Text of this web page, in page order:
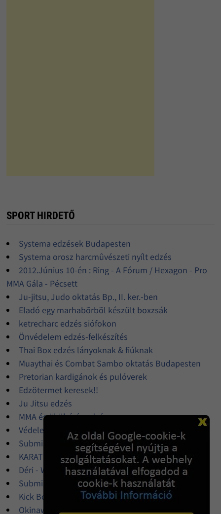
SPORT HIRDETŐ
Systema edzések Budapesten
Systema orosz harcmûvészeti nyílt edzés
2012.Június 10-én : Ring - A Fórum / Hexagon - Pro
MMA Gála - Pécsett
Ju-jitsu, Judo oktatás Bp., II. ker.-ben
Eladó egy marhabõrbõl készült boxzsák
ketrecharc edzés siófokon
Önvédelem edzés-felkészítés
Thai Box edzés lányoknak & fiúknak
Muaythai és Combat Sambo oktatás Budapesten
Pretorian kardigánok és pulóverek
Edzötermet keresek!!
Ju Jitsu edzés
MMA és ökölvívás edzés
Védelem
Submission Grappling edzõpartner
KARATE RUHA ELADO
Déri - Western csizma, motoros csizma
Submission kezdõknek
Kick Box és Thai Box edzések
Okinawa Kobudo oktatás